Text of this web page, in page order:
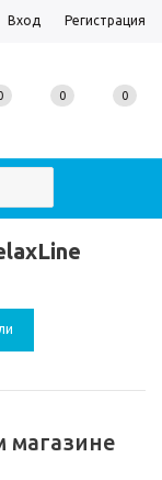
Вход Регистрация
0 0
магазине